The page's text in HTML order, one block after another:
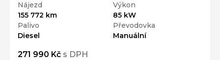
Nájezd
155 772 km
Výkon
85 kW
Palivo
Diesel
Převodovka
Manuální
271 990 Kč s DPH